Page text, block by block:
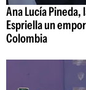
Ana Lucía
Espriella un
Colombia